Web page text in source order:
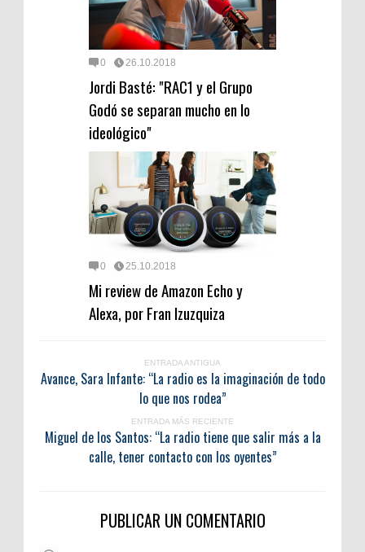
0 26.10.2018
Jordi Basté: "RAC1 y el Grupo
Godó se separan mucho en lo
ideológico"
0 25.10.2018
Mi review de Amazon Echo y
Alexa, por Fran Izuzquiza
ENTRADA ANTIGUA
Avance, Sara Infante: “La radio es la imaginación de todo
lo que nos rodea”
ENTRADA MÁS RECIENTE
Miguel de los Santos: “La radio tiene que salir más a la
calle, tener contacto con los oyentes”
PUBLICAR UN COMENTARIO